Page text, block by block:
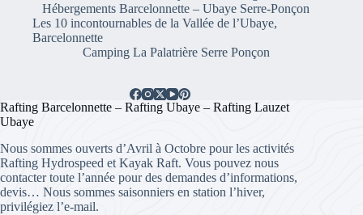
Hébergements Barcelonnette – Ubaye Serre-Ponçon
Les 10 incontournables de la Vallée de l’Ubaye,
Barcelonnette
Camping La Palatrière Serre Ponçon
Rafting Barcelonnette – Rafting Ubaye – Rafting Lauzet
Ubaye
Nous sommes ouverts d’Avril à Octobre pour les activités
Rafting Hydrospeed et Kayak Raft. Vous pouvez nous
contacter toute l’année pour des demandes d’informations,
devis… Nous sommes saisonniers en station l’hiver,
privilégiez l’e-mail.